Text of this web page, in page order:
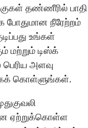
தண்ணீரில் பாதி
போதுமான நீரேற்றம்
உங்கள்
மற்றும் டிஸ்க்
அளவு
கொள்ளுங்கள்.
ஏற்றுக்கொள்ள